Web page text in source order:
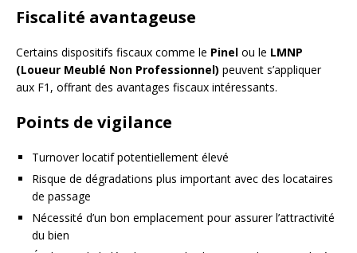
Fiscalité avantageuse
Certains dispositifs fiscaux comme le Pinel ou le LMNP
(Loueur Meublé Non Professionnel) peuvent s’appliquer
aux F1, offrant des avantages fiscaux intéressants.
Points de vigilance
Turnover locatif potentiellement élevé
Risque de dégradations plus important avec des locataires
de passage
Nécessité d’un bon emplacement pour assurer l’attractivité
du bien